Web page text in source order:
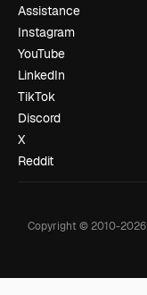
Assistance
Instagram
YouTube
LinkedIn
TikTok
Discord
X
Reddit
Copyright © 2010-2026